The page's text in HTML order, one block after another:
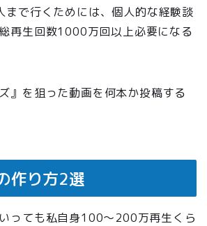
まで行くためには、個人的な経験談
再生回数1000万回以上必要になる
』を狙った動画を何本か投稿する
作り方2選
っても私自身100〜200万再生くら